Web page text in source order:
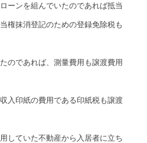
ーンを組んでいたのであれば抵当
権抹消登記のための登録免除税も
のであれば、測量費用も譲渡費用
入印紙の費用である印紙税も譲渡
していた不動産から入居者に立ち